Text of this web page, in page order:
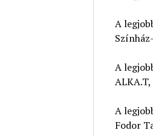
A
A
A
Fodor